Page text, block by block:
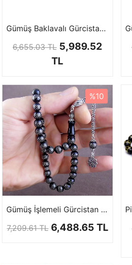
Gümüş Baklavalı Gürcistan Oltu Tesbih
6,655.03 TL 5,989.52
TL
%10
Gümüş İşlemeli Gürcistan Oltu Tesbih
7,209.61 TL 6,488.65 TL